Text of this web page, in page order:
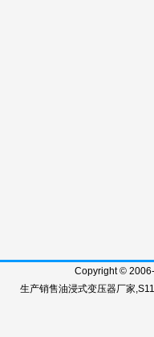
Copyright ©
生产销售油浸式变压器厂家,